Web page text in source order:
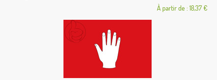
À partir de : 18,37 €